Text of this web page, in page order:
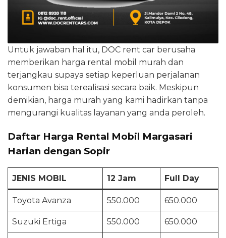
Untuk jawaban hal itu, DOC rent car berusaha
memberikan harga rental mobil murah dan
terjangkau supaya setiap keperluan perjalanan
konsumen bisa terealisasi secara baik. Meskipun
demikian, harga murah yang kami hadirkan tanpa
mengurangi kualitas layanan yang anda peroleh.
Daftar Harga Rental Mobil Margasari
Harian dengan Sopir
JENIS MOBIL 12 Jam Full Day
Toyota Avanza 550.000 650.000
Suzuki Ertiga 550.000 650.000